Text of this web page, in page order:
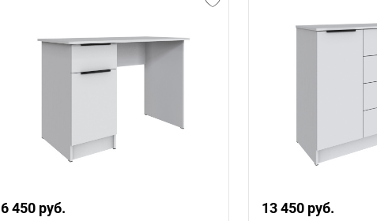
6 450 руб. 13 450 руб.